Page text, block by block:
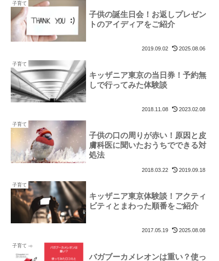
子育て
子供の誕生日会！お返しプレゼン
トのアイディアをご紹介
2019.09.02 2025.08.06
子育て
キッザニア東京の当日券！予約無
しで行ってみた体験談
2018.11.08 2023.02.08
子育て
子供の口の周りが赤い！原因と皮
膚科医に聞いたおうちでできる対
処法
2018.03.22 2019.09.18
子育て
キッザニア東京体験談！アクティ
ビティとまわった順番をご紹介
2017.05.19 2025.08.08
子育て
バガブーカメレオンは重い？使っ